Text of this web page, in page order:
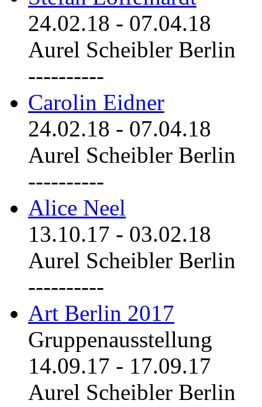
24.02.18 - 07.04.18
Aurel Scheibler Berlin
----------
Carolin Eidner
24.02.18 - 07.04.18
Aurel Scheibler Berlin
----------
Alice Neel
13.10.17 - 03.02.18
Aurel Scheibler Berlin
----------
Art Berlin 2017
Gruppenausstellung
14.09.17 - 17.09.17
Aurel Scheibler Berlin